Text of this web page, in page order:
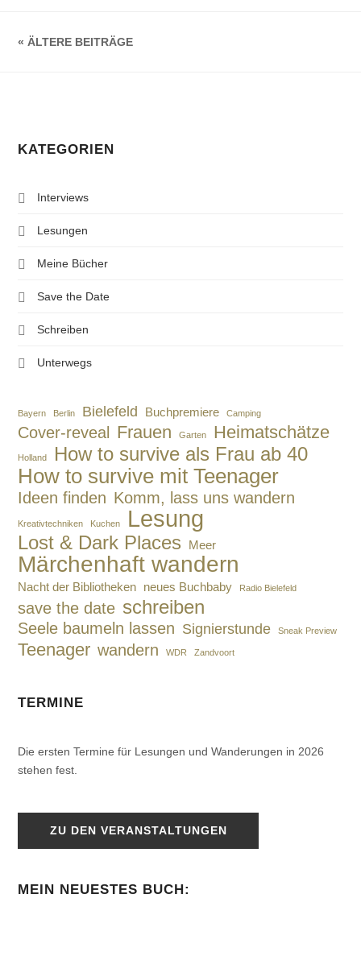
« ÄLTERE BEITRÄGE
KATEGORIEN
Interviews
Lesungen
Meine Bücher
Save the Date
Schreiben
Unterwegs
Bayern Berlin Bielefeld Buchpremiere Camping
Cover-reveal Frauen Garten Heimatschätze
Holland How to survive als Frau ab 40
How to survive mit Teenager
Ideen finden Komm, lass uns wandern
Kreativtechniken Kuchen Lesung
Lost & Dark Places Meer
Märchenhaft wandern
Nacht der Bibliotheken neues Buchbaby Radio Bielefeld
save the date schreiben
Seele baumeln lassen Signierstunde Sneak Preview
Teenager wandern WDR Zandvoort
TERMINE
Die ersten Termine für Lesungen und Wanderungen in 2026
stehen fest.
ZU DEN VERANSTALTUNGEN
MEIN NEUESTES BUCH: